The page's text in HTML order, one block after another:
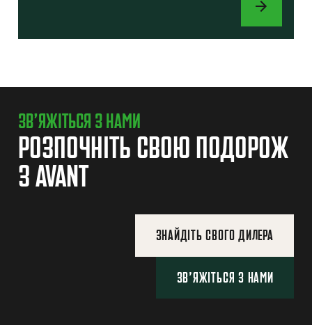
ЗНАРЯДДЯ
ЗВ’ЯЖІТЬСЯ З НАМИ
РОЗПОЧНІТЬ СВОЮ ПОДОРОЖ
З AVANT
ЗНАЙДІТЬ СВОГО ДИЛЕРА
ЗВ’ЯЖІТЬСЯ З НАМИ